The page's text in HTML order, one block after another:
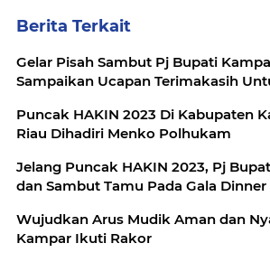
Berita Terkait
Gelar Pisah Sambut Pj Bupati
Sampaikan Ucapan Terimakasih
Puncak HAKIN 2023 Di Kabupaten
Riau Dihadiri Menko Polhukam
Jelang Puncak HAKIN 2023, Pj
dan Sambut Tamu Pada Gala Dinner
Wujudkan Arus Mudik Aman dan
Kampar Ikuti Rakor